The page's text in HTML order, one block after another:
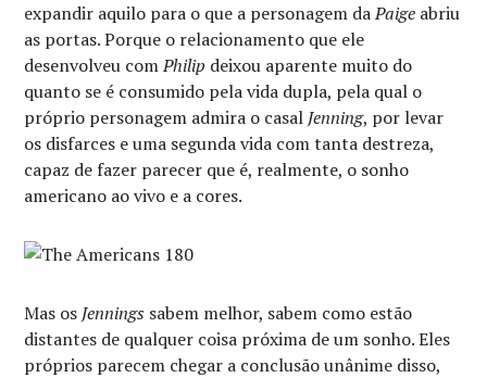
expandir aquilo para o que a personagem daPaige abriu
as portas. Porque o relacionamento que ele
desenvolveu comPhilip deixou aparente muito do
quanto se é consumido pela vida dupla, pela qual o
próprio personagem admira o casal Jenning, por levar
os disfarces e uma segunda vida com tanta destreza,
capaz de fazer parecer que é, realmente, o sonho
americano ao vivo e a cores.
Mas os Jennings sabem melhor, sabem como estão
distantes de qualquer coisa próxima de um sonho. Eles
próprios parecem chegar a conclusão unânime disso,